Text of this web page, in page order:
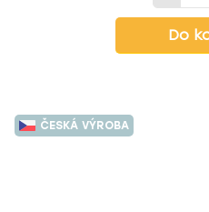
Do
ČESKÁ VÝROBA